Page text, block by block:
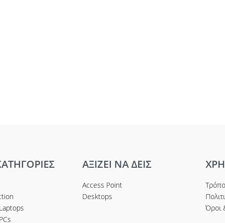
ΑΞΙΖΕΙ ΝΑ ΔΕΙΣ
Access Point
Desktops
Όροι